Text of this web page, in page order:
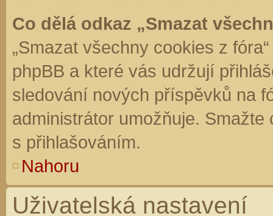
Co dělá odkaz „Smazat
„Smazat všechny cookies z
phpBB a které vás udržují
sledování nových příspěvků na
administrátor umožňuje.
s přihlašováním.
Nahoru
Uživatelská nastavení